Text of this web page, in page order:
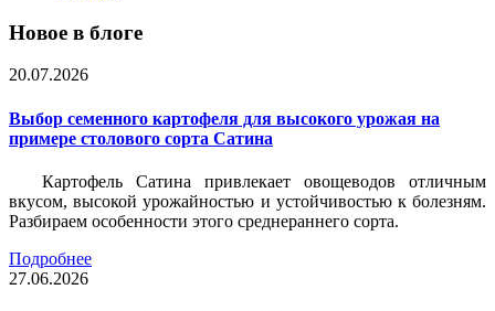
Новое в блоге
20.07.2026
Выбор семенного картофеля для высокого урожая на
примере столового сорта Сатина
Картофель Сатина привлекает овощеводов отличным
вкусом, высокой урожайностью и устойчивостью к болезням.
Разбираем особенности этого среднераннего сорта.
Подробнее
27.06.2026